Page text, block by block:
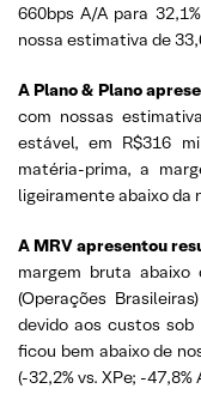
660bps A/A para
nossa estimativa de
A Plano & Plano
com nossas
estável, em R$316
matéria-prima, a
ligeiramente abaixo da
A MRV apresentou
margem bruta
(Operações
devido aos custos
ficou bem abaixo de
(-32,2% vs. XPe; -47,8%